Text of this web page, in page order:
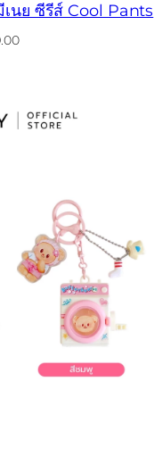
นย ซีรีส์ Cool Pants